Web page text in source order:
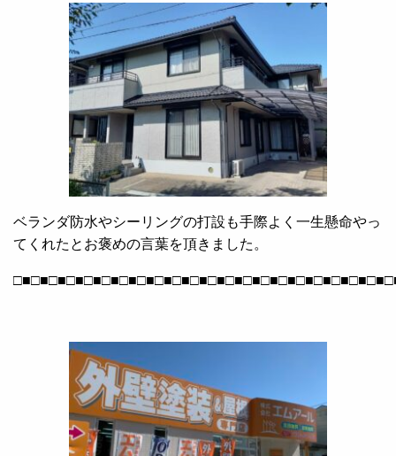
ベランダ防水やシーリングの打設も手際よく一生懸命やっ
てくれたとお褒めの言葉を頂きました。